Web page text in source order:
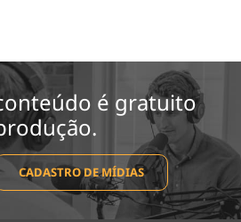
é gratuito
CADASTRO DE MÍDIAS